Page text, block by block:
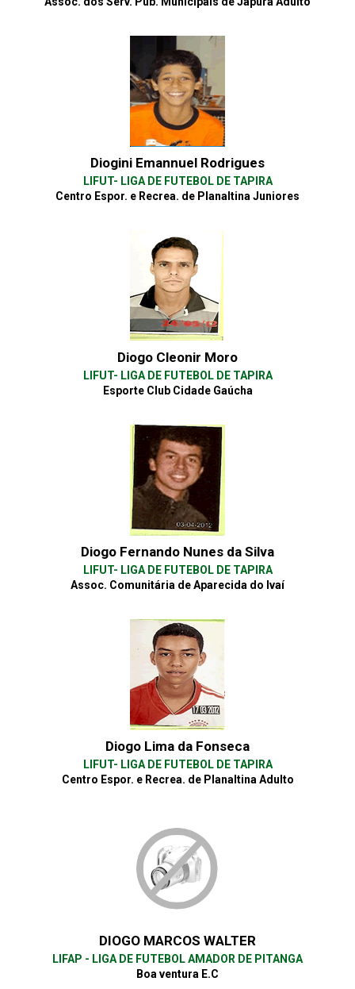
Diogini Emannuel Rodrigues
LIFUT- LIGA DE FUTEBOL DE TAPIRA
Centro Espor. e Recrea. de Planaltina Juniores
Diogo Cleonir Moro
LIFUT- LIGA DE FUTEBOL DE TAPIRA
Esporte Club Cidade Gaúcha
Diogo Fernando Nunes da Silva
LIFUT- LIGA DE FUTEBOL DE TAPIRA
Assoc. Comunitária de Aparecida do Ivaí
Diogo Lima da Fonseca
LIFUT- LIGA DE FUTEBOL DE TAPIRA
Centro Espor. e Recrea. de Planaltina Adulto
DIOGO MARCOS WALTER
LIFAP - LIGA DE FUTEBOL AMADOR DE PITANGA
Boa ventura E.C